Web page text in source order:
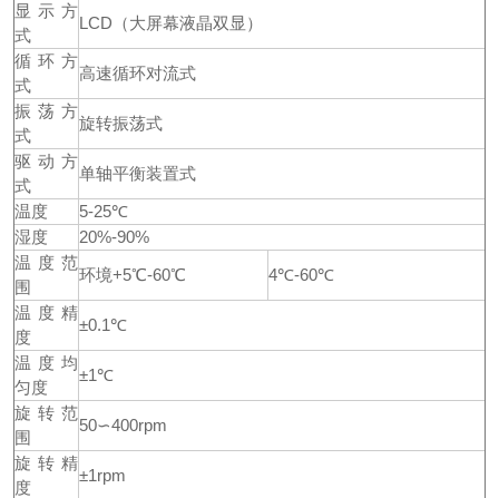
显示方
式
LCD（大屏幕液晶双显）
循环方
式
高速循环对流式
振荡方
式
旋转振荡式
驱动方
式
单轴平衡装置式
温度
5-25℃
湿度
20%-90%
温度范
围
环境+5℃-60℃
4℃-60℃
温度精
度
±0.1℃
温度均
匀度
±1℃
旋转范
围
50∽400rpm
旋转精
度
±1rpm